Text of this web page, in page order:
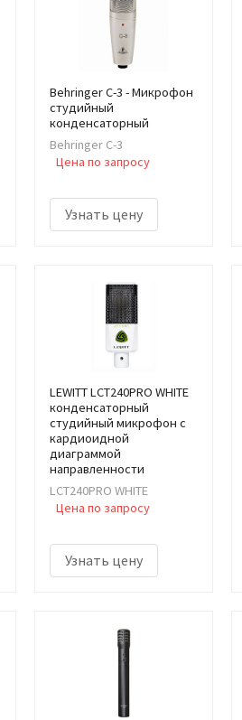
Behringer C-3 - Микрофон
студийный
конденсаторный
Behringer C-3
Цена по запросу
Узнать цену
LEWITT LCT240PRO WHITE
конденсаторный
студийный микрофон с
кардиоидной
диаграммой
направленности
LCT240PRO WHITE
Цена по запросу
Узнать цену